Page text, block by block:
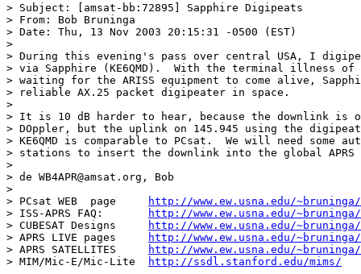
> Subject: [amsat-bb:72895] Sapphire Digipeats
> From: Bob Bruninga
> Date: Thu, 13 Nov 2003 20:15:31 -0500 (EST)
>
> During this evening's pass over central USA, I
> via Sapphire (KE6QMD).  With the terminal illness of
> waiting for the ARISS equipment to come alive,
> reliable AX.25 packet digipeater in space.
>
> It is 10 dB harder to hear, because the downlink is
> DOppler, but the uplink on 145.945 using the
> KE6QMD is comparable to PCsat.  We will need some
> stations to insert the downlink into the global APRS
>
> de WB4APR@amsat.org, Bob
>
> PCsat WEB  page
http://www.ew.usna.edu/
> ISS-APRS FAQ:
http://www.ew.usna.edu/
> CUBESAT Designs
http://www.ew.usna.edu/
> APRS LIVE pages
http://www.ew.usna.edu/
> APRS SATELLITES
http://www.ew.usna.edu/
> MIM/Mic-E/Mic-Lite
http://ssdl.stanford.edu/mims/